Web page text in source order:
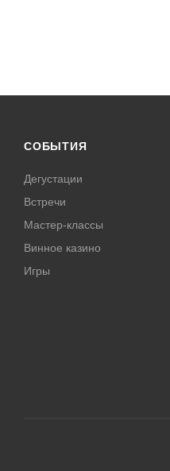
СОБЫТИЯ
Дегустации
Встречи
Мастер-классы
Винное казино
Игры